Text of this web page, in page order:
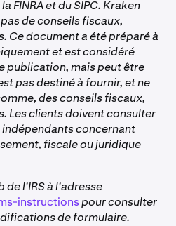
, qui apparaît dans le coin
Formulaire 1099.
les deux lors de la sélection
comme institution financière
votre profil dans le coin
du compte, vous verrez votre
Securities.
profil dans le coin
:
TurboTax utilise votre
que votre ID de document
vos informations
Sans ces identifiants,
vos formulaires
Securities LLC.
hors de Kraken) :Si vous
vos titres vers un autre
exigera votrenuméro de
FINRA et du SIPC. Kraken
de conseils fiscaux,
Ce document a été préparé à
et est considéré
publication, mais peut être
pas destiné à fournir, et ne
des conseils fiscaux,
Les clients doivent consulter
concernant
fiscale ou juridique
de l'IRS à l'adresse
instructionspour consulter
de formulaire.